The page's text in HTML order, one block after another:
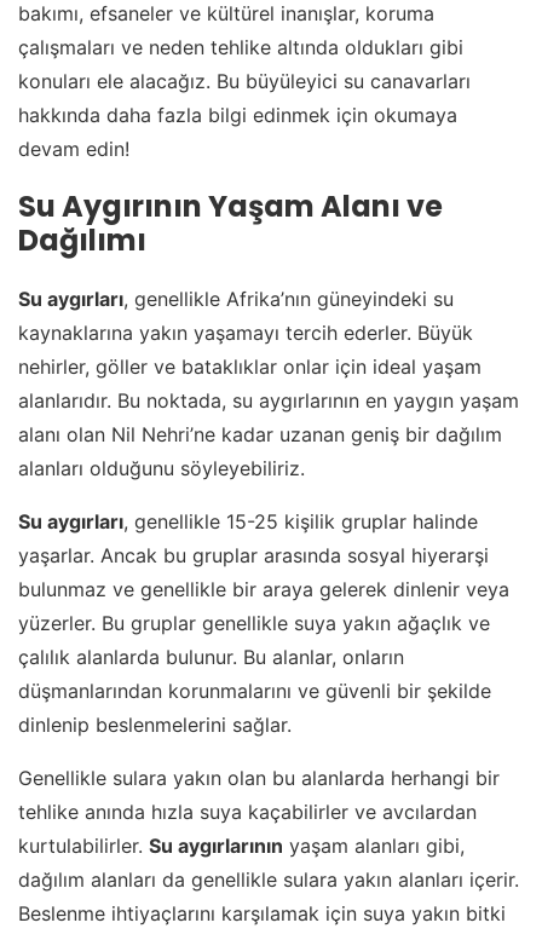
bakımı, efsaneler ve kültürel inanışlar, koruma
çalışmaları ve neden tehlike altında oldukları gibi
konuları ele alacağız. Bu büyüleyici su canavarları
hakkında daha fazla bilgi edinmek için okumaya
devam edin!
Su Aygırının Yaşam Alanı ve
Dağılımı
Su aygırları, genellikle Afrika’nın güneyindeki su
kaynaklarına yakın yaşamayı tercih ederler. Büyük
nehirler, göller ve bataklıklar onlar için ideal yaşam
alanlarıdır. Bu noktada, su aygırlarının en yaygın yaşam
alanı olan Nil Nehri’ne kadar uzanan geniş bir dağılım
alanları olduğunu söyleyebiliriz.
Su aygırları, genellikle 15-25 kişilik gruplar halinde
yaşarlar. Ancak bu gruplar arasında sosyal hiyerarşi
bulunmaz ve genellikle bir araya gelerek dinlenir veya
yüzerler. Bu gruplar genellikle suya yakın ağaçlık ve
çalılık alanlarda bulunur. Bu alanlar, onların
düşmanlarından korunmalarını ve güvenli bir şekilde
dinlenip beslenmelerini sağlar.
Genellikle sulara yakın olan bu alanlarda herhangi bir
tehlike anında hızla suya kaçabilirler ve avcılardan
kurtulabilirler. Su aygırlarının yaşam alanları gibi,
dağılım alanları da genellikle sulara yakın alanları içerir.
Beslenme ihtiyaçlarını karşılamak için suya yakın bitki